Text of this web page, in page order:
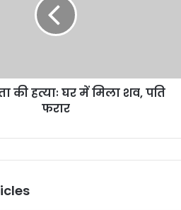
की हत्याः घर में मिला शव, पति
फरार